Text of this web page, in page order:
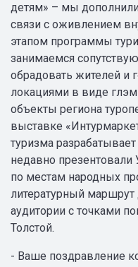
детям» – мы
связи с оживлением
этапом программы
занимаемся
обрадовать жителей и
локациями в виде
объекты региона
выставке
туризма
недавно
по местам народных
литературный
аудитории с точками
Толстой.
- Ваше поздравление